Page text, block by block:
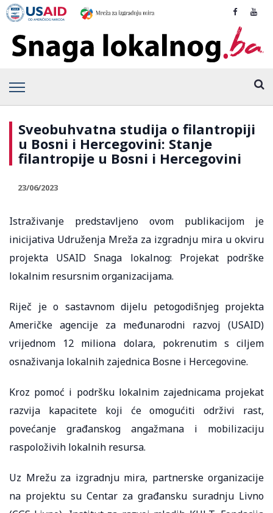
Sveobuhvatna studija o filantropiji
u Bosni i Hercegovini: Stanje
filantropije u Bosni i Hercegovini
23/06/2023
Istraživanje predstavljeno ovom publikacijom je
inicijativa Udruženja Mreža za izgradnju mira u okviru
projekta USAID Snaga lokalnog: Projekat podrške
lokalnim resursnim organizacijama.
Riječ je o sastavnom dijelu petogodišnjeg projekta
Američke agencije za međunarodni razvoj (USAID)
vrijednom 12 miliona dolara, pokrenutim s ciljem
osnaživanja lokalnih zajednica Bosne i Hercegovine.
Kroz pomoć i podršku lokalnim zajednicama projekat
razvija kapacitete koji će omogućiti održivi rast,
povećanje građanskog angažmana i mobilizaciju
raspoloživih lokalnih resursa.
Uz Mrežu za izgradnju mira, partnerske organizacije
na projektu su Centar za građansku suradnju Livno